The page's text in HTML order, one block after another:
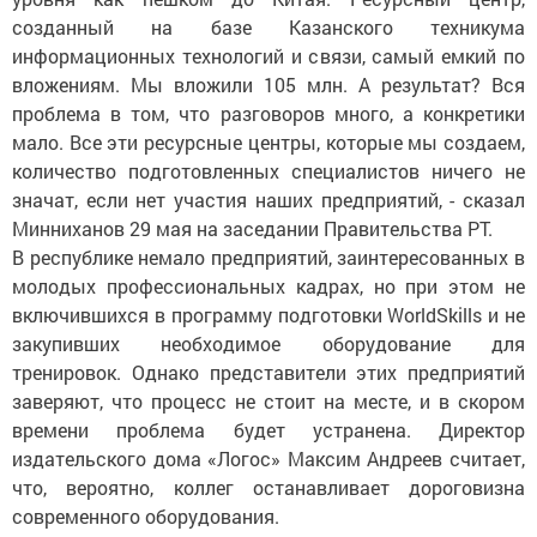
созданный на базе Казанского техникума
информационных технологий и связи, самый емкий по
вложениям. Мы вложили 105 млн. А результат? Вся
проблема в том, что разговоров много, а конкретики
мало. Все эти ресурсные центры, которые мы создаем,
количество подготовленных специалистов ничего не
значат, если нет участия наших предприятий, - сказал
Минниханов 29 мая на заседании Правительства РТ.
В республике немало предприятий, заинтересованных в
молодых профессиональных кадрах, но при этом не
включившихся в программу подготовки WorldSkills и не
закупивших необходимое оборудование для
тренировок. Однако представители этих предприятий
заверяют, что процесс не стоит на месте, и в скором
времени проблема будет устранена. Директор
издательского дома «Логос» Максим Андреев считает,
что, вероятно, коллег останавливает дороговизна
современного оборудования.